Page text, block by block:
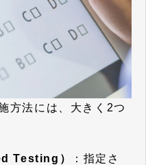
方法には、大きく2つ
Testing）
：指定さ